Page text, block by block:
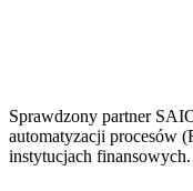
Sprawdzony partner
automatyzacji procesów
instytucjach finansowych.